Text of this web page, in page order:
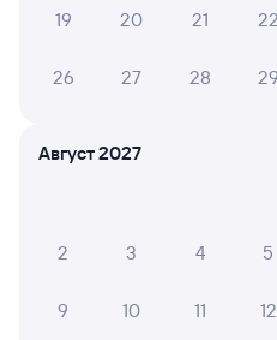
Мы используем cookies для
19 20 21 22
26 27 28 29
Август 2027
2 3 4 5
9 10 11 12